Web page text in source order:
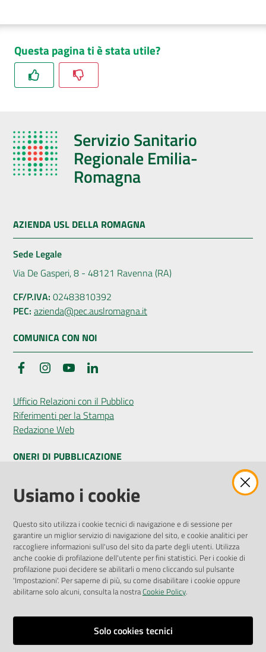
Questa pagina ti è stata utile?
Servizio Sanitario
Regionale Emilia-
Romagna
AZIENDA USL DELLA ROMAGNA
Sede Legale
Via De Gasperi, 8 - 48121 Ravenna (RA)
CF/P.IVA: 02483810392
PEC: azienda@pec.auslromagna.it
COMUNICA CON NOI
FacebookInstagramYouTube
Ufficio Relazioni con il Pubblico
Riferimenti per la Stampa
Redazione Web
ONERI DI PUBBLICAZIONE
Amministrazione Trasparente
Pubblicità legale
Privacy Policy
Attuazione Misure PNRR
Liste di Attesa
ENTI, IMPRESE E PARTNER
Fatturazione Elettronica
Richiesta Patrocinio
Usiamo i cookie
Questo sito utilizza i cookie tecnici di navigazione e di sessione per
garantire un miglior servizio di navigazione del sito, e cookie analitici per
raccogliere informazioni sull'uso del sito da parte degli utenti. Utilizza
anche cookie di profilazione dell'utente per fini statistici. Per i cookie di
profilazione puoi decidere se abilitarli o meno cliccando sul pulsante
'Impostazioni'. Per saperne di più, su come disabilitare i cookie oppure
abilitarne solo alcuni, consulta la nostraCookie Policy.
Solo cookies tecnici